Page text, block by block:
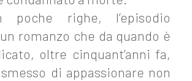
poche righe, l’episodio
romanzo che da quando è
oltre cinquant’anni fa,
di appassionare non